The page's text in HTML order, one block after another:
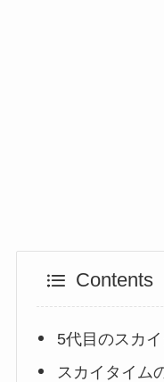
Contents
5代目のスカ
スカイタイム